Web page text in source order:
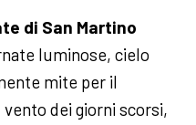
di San Martino
luminose, cielo
mite per il
dei giorni scorsi,